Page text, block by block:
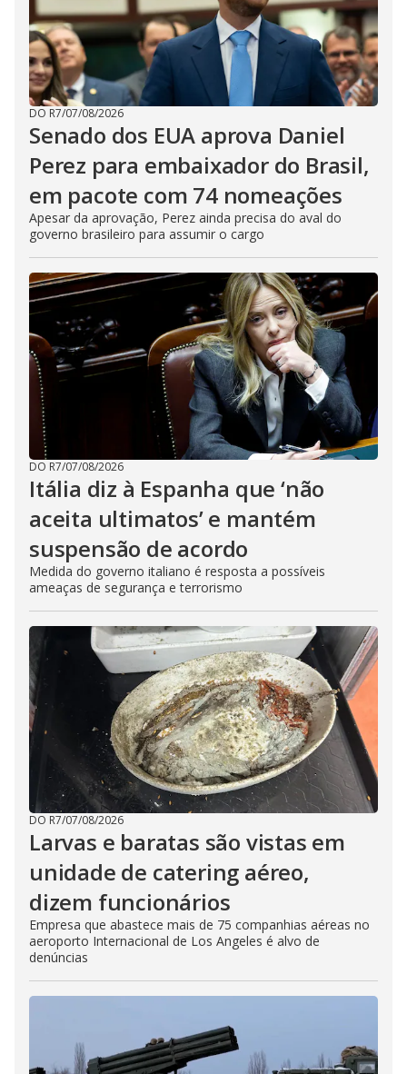
DO R7/07/08/2026
Senado dos EUA aprova Daniel
Perez para embaixador do Brasil,
em pacote com 74 nomeações
Apesar da aprovação, Perez ainda precisa do aval do
governo brasileiro para assumir o cargo
DO R7/07/08/2026
Itália diz à Espanha que ‘não
aceita ultimatos’ e mantém
suspensão de acordo
Medida do governo italiano é resposta a possíveis
ameaças de segurança e terrorismo
DO R7/07/08/2026
Larvas e baratas são vistas em
unidade de catering aéreo,
dizem funcionários
Empresa que abastece mais de 75 companhias aéreas no
aeroporto Internacional de Los Angeles é alvo de
denúncias